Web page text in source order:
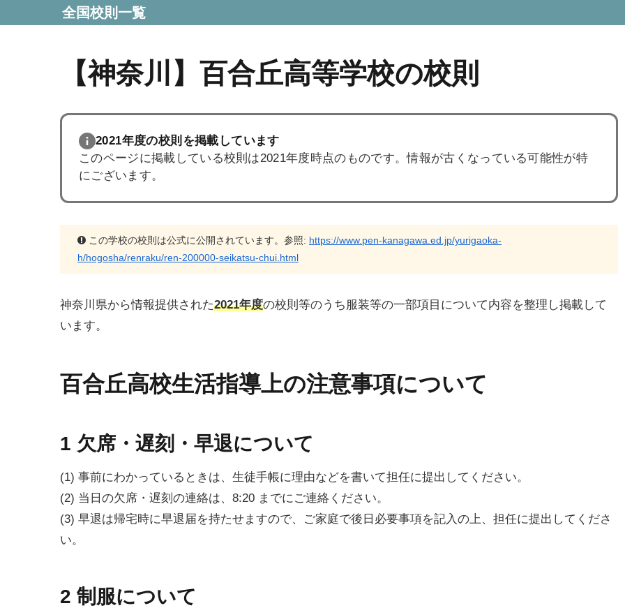
全国校則一覧
【神奈川】百合丘高等学校の校則
2021年度の校則を掲載しています
このページに掲載している校則は2021年度時点のものです。情報が古くなっている可能性が特
にございます。
この学校の校則は公式に公開されています。参照: https://www.pen-kanagawa.ed.jp/yurigaoka-
h/hogosha/renraku/ren-200000-seikatsu-chui.html
神奈川県から情報提供された2021年度の校則等のうち服装等の一部項目について内容を整理し掲載して
います。
百合丘高校生活指導上の注意事項について
1 欠席・遅刻・早退について
(1) 事前にわかっているときは、生徒手帳に理由などを書いて担任に提出してください。
(2) 当日の欠席・遅刻の連絡は、8:20 までにご連絡ください。
(3) 早退は帰宅時に早退届を持たせますので、ご家庭で後日必要事項を記入の上、担任に提出してくださ
い。
2 制服について